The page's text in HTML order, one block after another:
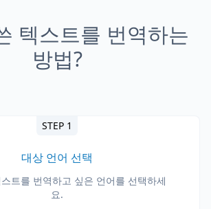
텍스트를 번역하는
방법?
STEP 1
대상 언어 선택
트를 번역하고 싶은 언어를 선택하세
요.